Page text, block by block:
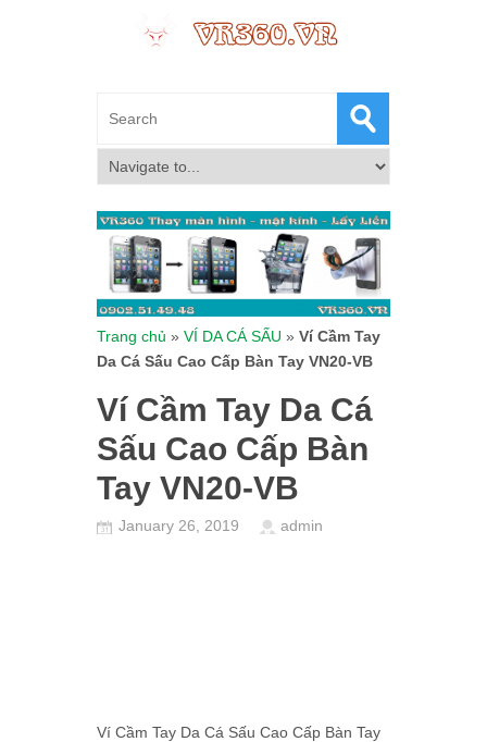
Trang chủ » VÍ DA CÁ SẤU » Ví Cầm Tay
Da Cá Sấu Cao Cấp Bàn Tay VN20-VB
Ví Cầm Tay Da Cá
Sấu Cao Cấp Bàn
Tay VN20-VB
January 26, 2019 admin
Ví Cầm Tay Da Cá Sấu Cao Cấp Bàn Tay